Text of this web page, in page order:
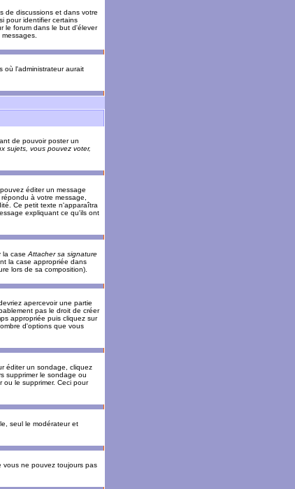
de discussions et dans votre
pour identifier certains
le forum dans le but d'élever
où l'administrateur aurait
de pouvoir poster un
sujets, vous pouvez voter,
éditer un message
à votre message,
Ce petit texte n'apparaîtra
expliquant ce qu'ils ont
la case Attacher sa signature
la case appropriée dans
lors de sa composition).
apercevoir une partie
pas le droit de créer
appropriée puis cliquez sur
d'options que vous
éditer un sondage, cliquez
supprimer le sondage ou
le supprimer. Ceci pour
seul le modérateur et
vous ne pouvez toujours pas